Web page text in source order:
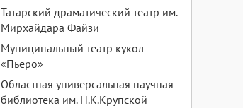
Татарский драматический театр им.
Мирхайдара Файзи
Муниципальный театр кукол
«Пьеро»
Областная универсальная научная
библиотека им. Н.К.Крупской